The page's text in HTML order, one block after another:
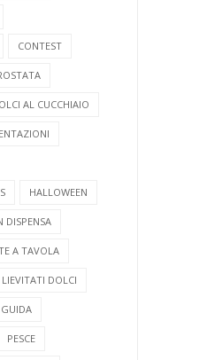
CONTEST
AL CUCCHIAIO
HALLOWEEN
DISPENSA
A TAVOLA
LIEVITATI DOLCI
GUIDA
PESCE